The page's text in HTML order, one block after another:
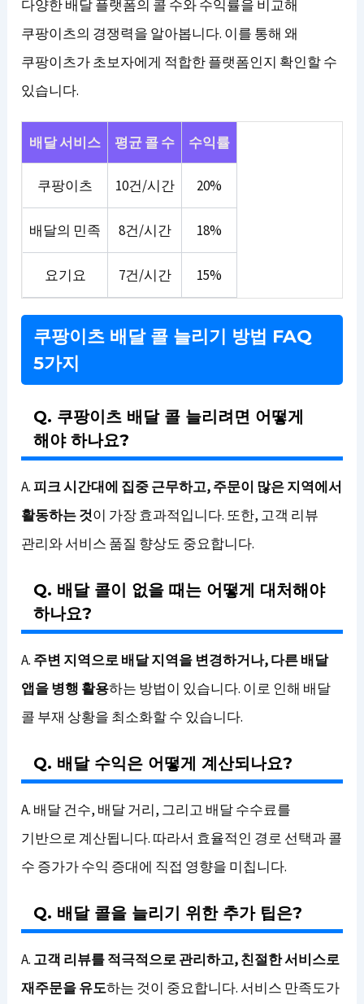
다양한 배달 플랫폼의 콜 수와 수익률을 비교해
쿠팡이츠의 경쟁력을 알아봅니다. 이를 통해 왜
쿠팡이츠가 초보자에게 적합한 플랫폼인지 확인할 수
있습니다.
배달 서비스 평균 콜 수 수익률
쿠팡이츠 10건/시간 20%
배달의 민족 8건/시간 18%
요기요 7건/시간 15%
쿠팡이츠 배달 콜 늘리기 방법 FAQ
5가지
Q. 쿠팡이츠 배달 콜 늘리려면 어떻게
해야 하나요?
A. 피크 시간대에 집중 근무하고, 주문이 많은 지역에서
활동하는 것이 가장 효과적입니다. 또한, 고객 리뷰
관리와 서비스 품질 향상도 중요합니다.
Q. 배달 콜이 없을 때는 어떻게 대처해야
하나요?
A. 주변 지역으로 배달 지역을 변경하거나, 다른 배달
앱을 병행 활용하는 방법이 있습니다. 이로 인해 배달
콜 부재 상황을 최소화할 수 있습니다.
Q. 배달 수익은 어떻게 계산되나요?
A. 배달 건수, 배달 거리, 그리고 배달 수수료를
기반으로 계산됩니다. 따라서 효율적인 경로 선택과 콜
수 증가가 수익 증대에 직접 영향을 미칩니다.
Q. 배달 콜을 늘리기 위한 추가 팁은?
A. 고객 리뷰를 적극적으로 관리하고, 친절한 서비스로
재주문을 유도하는 것이 중요합니다. 서비스 만족도가